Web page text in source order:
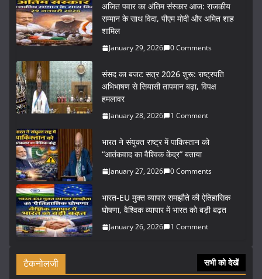
अजित पवार का अंतिम संस्कार आज: राजकीय
सम्मान के साथ विदा, पीएम मोदी और अमित शाह
शामिल
January 29, 2026 0 Comments
संसद का बजट सत्र 2026 शुरू: राष्ट्रपति
अभिभाषण से सियासी तापमान बढ़ा, विपक्ष
हमलावर
January 28, 2026 1 Comment
भारत ने संयुक्त राष्ट्र में पाकिस्तान को
“आतंकवाद का वैश्विक केंद्र” बताया
January 27, 2026 0 Comments
भारत-EU मुक्त व्यापार समझौते की ऐतिहासिक
घोषणा, वैश्विक व्यापार में भारत को बड़ी बढ़त
January 26, 2026 1 Comment
टैकनोलजी सभी को देखें